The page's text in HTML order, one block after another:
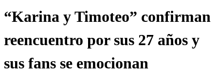
“Karina y Timoteo” confirman
reencuentro por sus 27 años y
sus fans se emocionan